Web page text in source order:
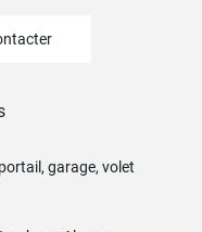
garage, volet